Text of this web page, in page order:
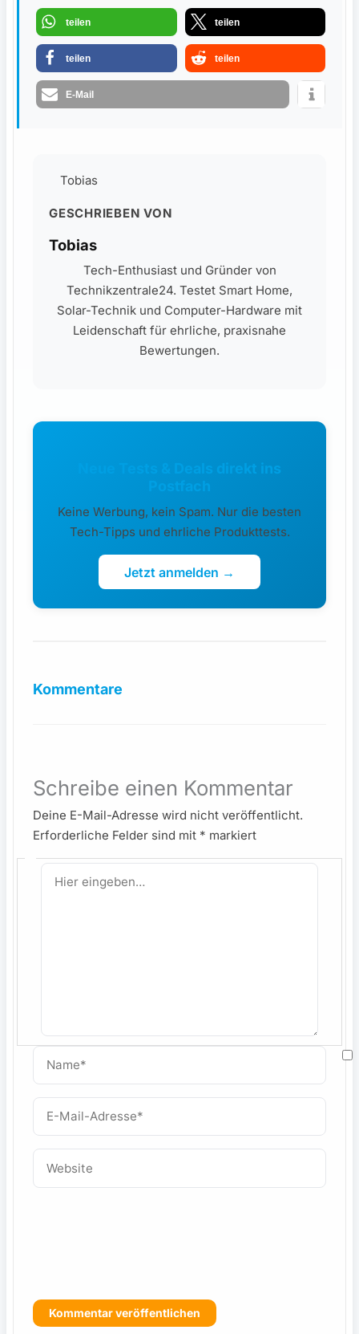
teilen teilen
teilen teilen
E-Mail
Tobias
GESCHRIEBEN VON
Tobias
Tech-Enthusiast und Gründer von
Technikzentrale24. Testet Smart Home,
Solar-Technik und Computer-Hardware mit
Leidenschaft für ehrliche, praxisnahe
Bewertungen.
Neue Tests & Deals direkt ins
Postfach
Keine Werbung, kein Spam. Nur die besten
Tech-Tipps und ehrliche Produkttests.
Jetzt anmelden →
Kommentare
Schreibe einen Kommentar
Deine E-Mail-Adresse wird nicht veröffentlicht.
Erforderliche Felder sind mit * markiert
Hier
eingeben…
Name*
E-
Adresse*